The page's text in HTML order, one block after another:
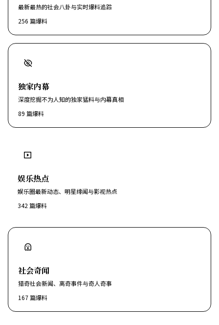
最新最热的社会八卦与实时爆料追踪
256 篇爆料
独家内幕
深度挖掘不为人知的独家猛料与内幕真相
89 篇爆料
娱乐热点
娱乐圈最新动态、明星绯闻与影视热点
342 篇爆料
社会奇闻
猎奇社会新闻、离奇事件与奇人奇事
167篇爆料